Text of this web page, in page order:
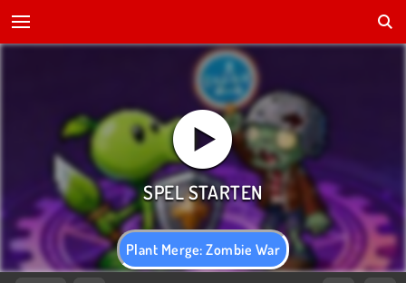
Plant Merge: Zombie War